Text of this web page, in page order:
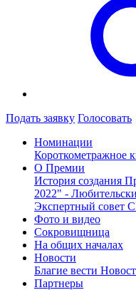
Подать заявку Голосовать
Номинации
Короткометражное
О Премии
История создания
2022" -
Экспертный совет
Фото и видео
Сокровищница
На общих началах
Новости
Благие вести
Партнеры